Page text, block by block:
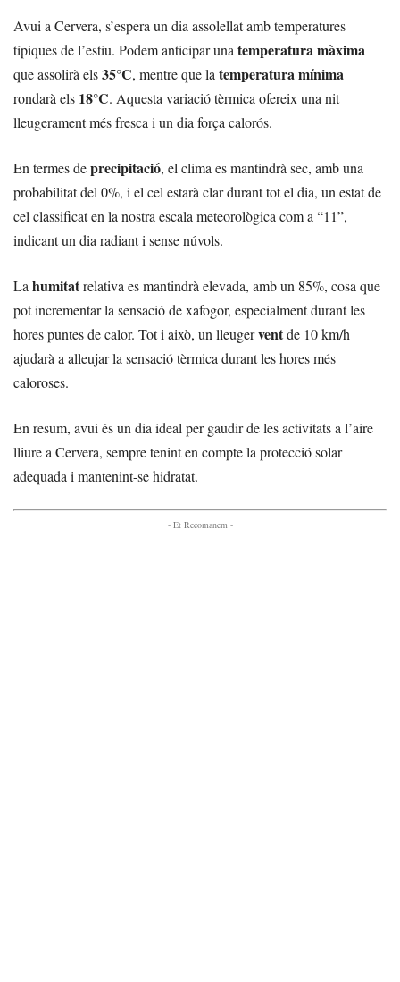
Avui a Cervera, s’espera un dia assolellat amb temperatures
típiques de l’estiu. Podem anticipar unatemperatura màxima
que assolirà els35°C, mentre que latemperatura mínima
rondarà els 18°C. Aquesta variació tèrmica ofereix una nit
lleugerament més fresca i un dia força calorós.
En termes deprecipitació, el clima es mantindrà sec, amb una
probabilitat del 0%, i el cel estarà clar durant tot el dia, un estat de
cel classificat en la nostra escala meteorològica com a “11”,
indicant un dia radiant i sense núvols.
Lahumitatrelativa es mantindrà elevada, amb un 85%, cosa que
pot incrementar la sensació de xafogor, especialment durant les
hores puntes de calor. Tot i això, un lleugerventde 10 km/h
ajudarà a alleujar la sensació tèrmica durant les hores més
caloroses.
En resum, avui és un dia ideal per gaudir de les activitats a l’aire
lliure a Cervera, sempre tenint en compte la protecció solar
adequada i mantenint-se hidratat.
- Et Recomanem -